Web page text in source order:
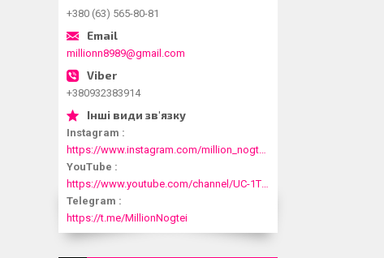
+380 (63) 565-80-81
millionn8989@gmail.com
+380932383914
Instagram
YouTube
Telegram
https://t.me/MillionNogtei